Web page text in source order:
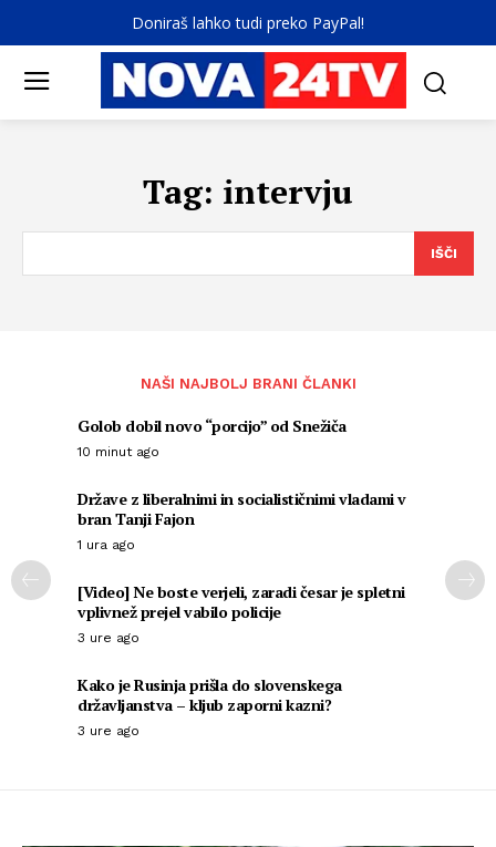
Doniraš lahko tudi preko PayPal!
Tag: intervju
IŠČI
NAŠI NAJBOLJ BRANI ČLANKI
Golob dobil novo “porcijo” od Snežiča
10 minut ago
Države z liberalnimi in socialističnimi vladami v
bran Tanji Fajon
1 ura ago
[Video] Ne boste verjeli, zaradi česar je spletni
vplivnež prejel vabilo policije
3 ure ago
Kako je Rusinja prišla do slovenskega
državljanstva – kljub zaporni kazni?
3 ure ago